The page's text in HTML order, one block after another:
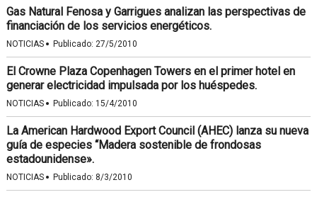
Gas Natural Fenosa y Garrigues analizan las perspectivas de
financiación de los servicios energéticos.
NOTICIAS · Publicado: 27/5/2010
El Crowne Plaza Copenhagen Towers en el primer hotel en
generar electricidad impulsada por los huéspedes.
NOTICIAS · Publicado: 15/4/2010
La American Hardwood Export Council (AHEC) lanza su nueva
guía de especies “Madera sostenible de frondosas
estadounidense».
NOTICIAS · Publicado: 8/3/2010